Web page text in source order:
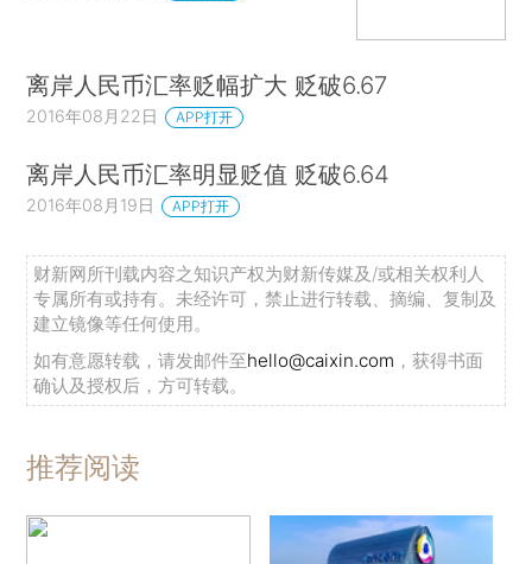
离岸人民币汇率贬幅扩大 贬破6.67
2016年08月22日 APP打开
离岸人民币汇率明显贬值 贬破6.64
2016年08月19日 APP打开
财新网所刊载内容之知识产权为财新传媒及/或相关权利人
专属所有或持有。未经许可，禁止进行转载、摘编、复制及
建立镜像等任何使用。
如有意愿转载，请发邮件至hello@caixin.com ，获得书面
确认及授权后，方可转载。
推荐阅读